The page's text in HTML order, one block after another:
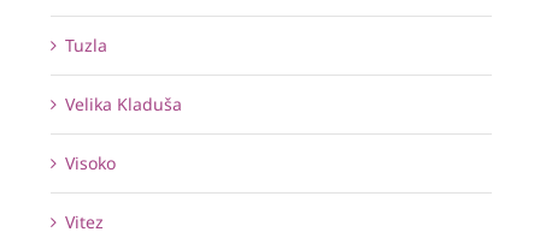
Tuzla
Velika Kladuša
Visoko
Vitez